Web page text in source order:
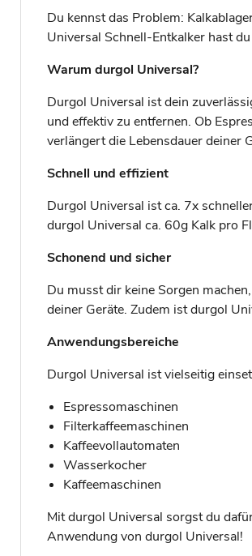
Du kennst das Problem:
Universal Schnell-Entkalker hast
Warum durgol Universal?
Durgol Universal ist dein
und effektiv zu entfernen. Ob
verlängert die Lebensdauer deiner
Schnell und effizient
Durgol Universal ist ca. 7x
durgol Universal ca. 60g Kalk pro
Schonend und sicher
Du musst dir keine Sorgen
deiner Geräte. Zudem ist durgol
Anwendungsbereiche
Durgol Universal ist vielseitig
Espressomaschinen
Filterkaffeemaschinen
Kaffeevollautomaten
Wasserkocher
Kaffeemaschinen
Mit durgol Universal sorgst du
Anwendung von durgol Universal!